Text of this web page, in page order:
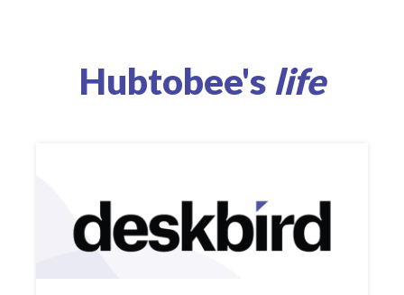
Hubtobee's life